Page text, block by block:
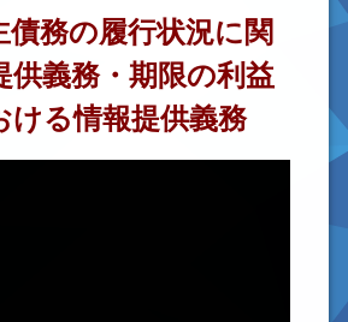
験生募集中
債務の履行状況に関
供義務・期限の利益
ける情報提供義務